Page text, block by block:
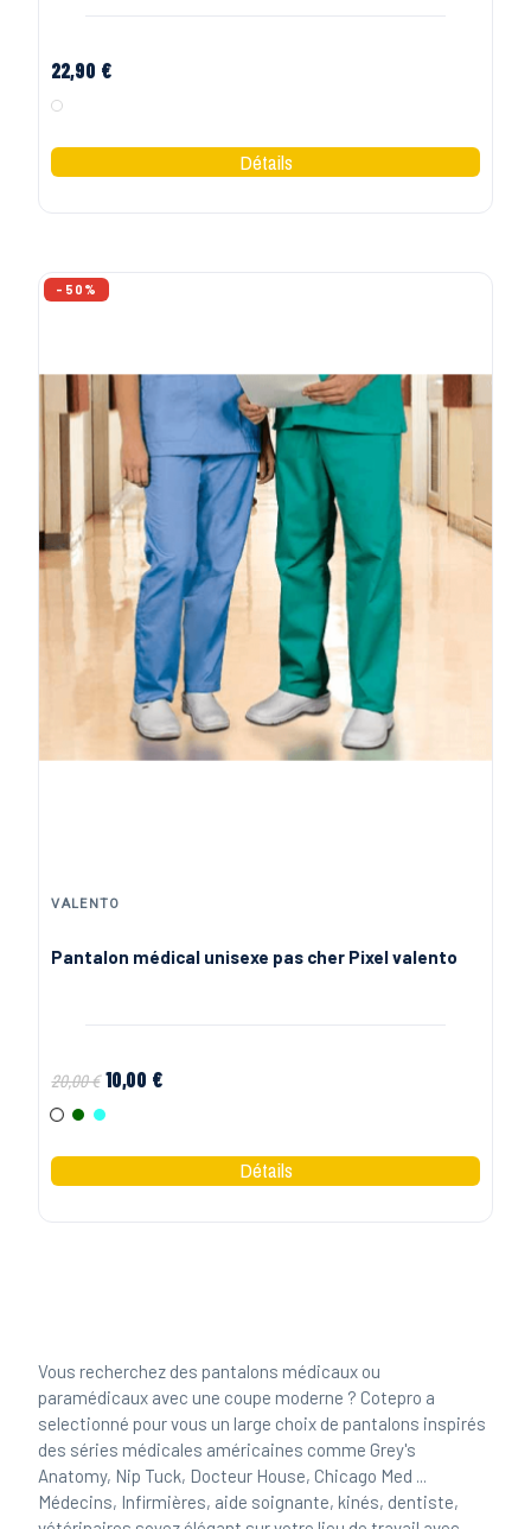
22,90 €
Blanc
VALENTO
Pantalon médical unisexe pas cher Pixel valento
20,00 € 10,00 €
Blanc
VertBleu ciel
-50%
Vous recherchez des pantalons médicaux ou
paramédicaux avec une coupe moderne ? Cotepro a
selectionné pour vous un large choix de pantalons inspirés
des séries médicales américaines comme Grey's
Anatomy, Nip Tuck, Docteur House, Chicago Med ...
Médecins, Infirmières, aide soignante, kinés, dentiste,